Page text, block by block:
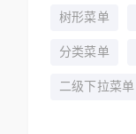
树形菜单
分类菜单
二级下拉菜单